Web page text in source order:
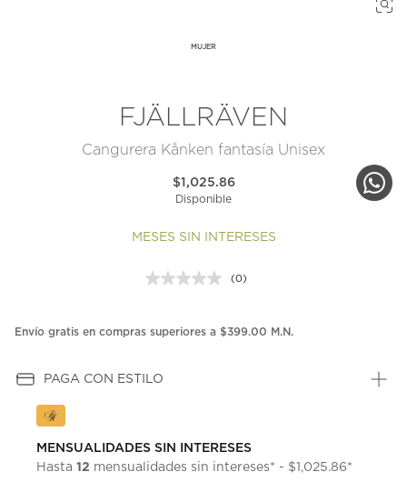
MUJER
FJÄLLRÄVEN
Cangurera Kånken fantasía Unisex
$1,025.86
Disponible
MESES SIN INTERESES
Sin
en
(0)
Envío gratis en compras superiores a $399.00 M.N.
PAGA CON ESTILO
MENSUALIDADES SIN INTERESES
Hasta 12 mensualidades sin intereses* - $1,025.86*